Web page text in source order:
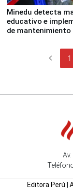
Minedu detecta
educativo e
de mantenimiento
chevron_left 1
Editora Perú